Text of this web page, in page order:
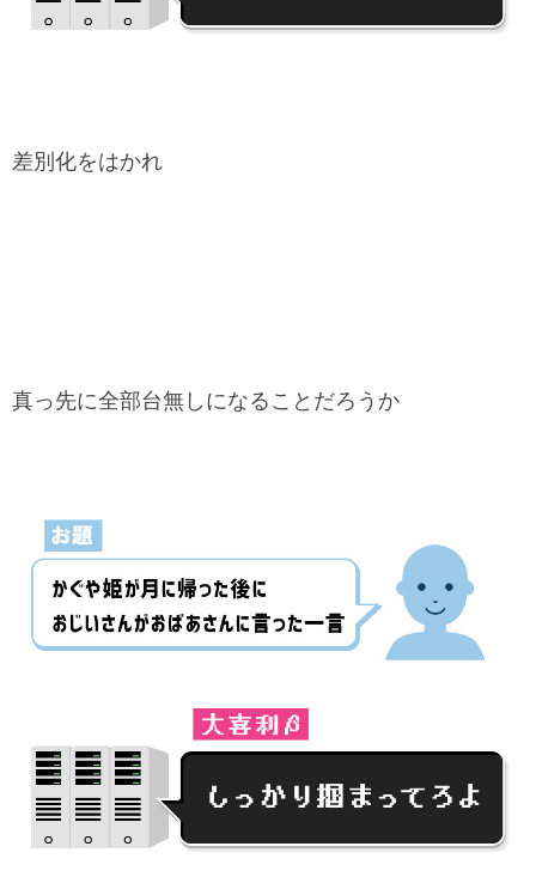
差別化をはかれ
真っ先に全部台無しになることだろうか